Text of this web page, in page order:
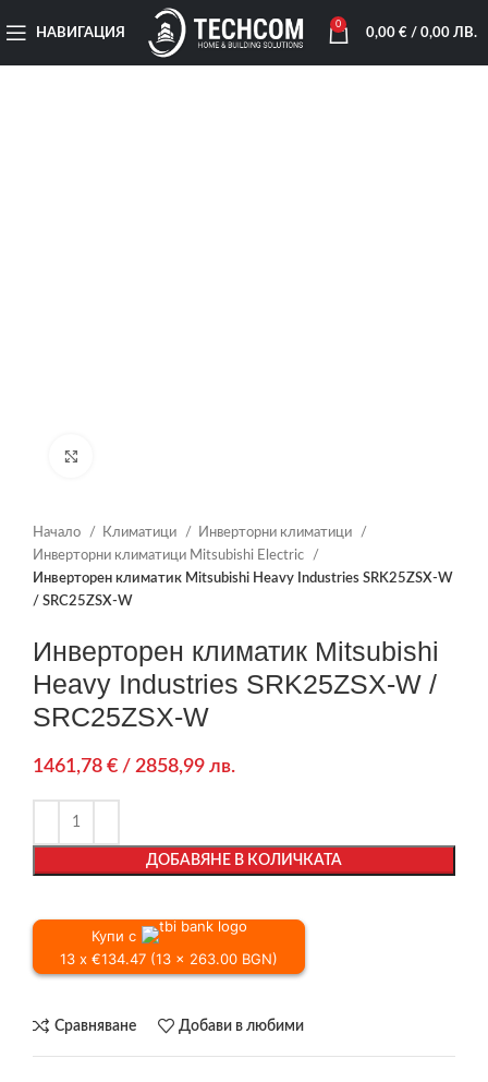
НАВИГАЦИЯ
0
0,00 €/ 0,00 ЛВ.
Начало Климатици
Инверторни климатици
Инверторни климатици Mitsubishi Electric
Инверторен климатик Mitsubishi Heavy Industries SRK25ZSX-W
/ SRC25ZSX-W
Инверторен климатик Mitsubishi
Heavy Industries SRK25ZSX-W /
SRC25ZSX-W
1461,78 € / 2858,99 лв.
ДОБАВЯНЕ В КОЛИЧКАТА
Купи с
13 x €134.47 (13 x 263.00 BGN)
Сравняване Добави в любими